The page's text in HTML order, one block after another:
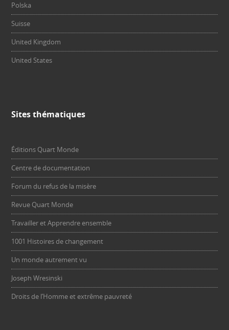
Polska
Suisse
United Kingdom
United States
Sites thématiques
Éditions Quart Monde
Centre de documentation
Forum du refus de la misère
Revue Quart Monde
Travailler et Apprendre ensemble
1001 Histoires de changement
Un monde autrement vu
Joseph Wresinski
Droits de l’Homme et extrême pauvreté